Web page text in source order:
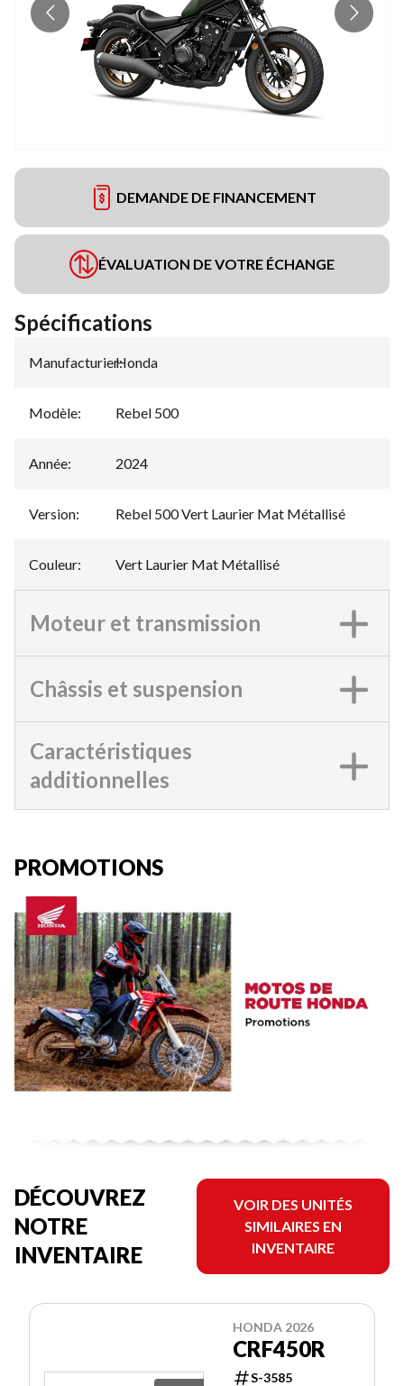
DEMANDE DE FINANCEMENT
ÉVALUATION DE VOTRE ÉCHANGE
Spécifications
Manufacturier:
Honda
Modèle: Rebel 500
Année: 2024
Version: Rebel 500 Vert Laurier Mat Métallisé
Couleur: Vert Laurier Mat Métallisé
Moteur et transmission
Châssis et suspension
Caractéristiques
additionnelles
PROMOTIONS
DÉCOUVREZ
NOTRE
INVENTAIRE
VOIR DES UNITÉS
SIMILAIRES EN
INVENTAIRE
HONDA 2026
CRF450R
S-3585